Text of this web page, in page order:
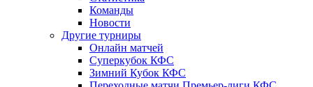
Команды
Новости
Другие турниры
Онлайн матчей
Суперкубок КФС
Зимний Кубок КФС